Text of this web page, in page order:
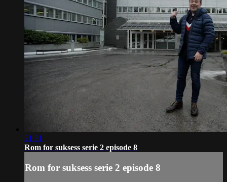
21:31
Rom for suksess serie 2 episode 8
Rom for suksess serie 2 episode 8